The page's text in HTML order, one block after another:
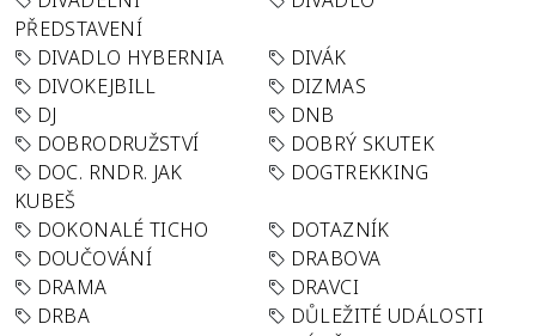
PŘEDSTAVENÍ
DIVADLO HYBERNIA
DIVÁK
DIVOKEJBILL
DIZMAS
DJ
DNB
DOBRODRUŽSTVÍ
DOBRÝ SKUTEK
DOC. RNDR. JAK
KUBEŠ
DOGTREKKING
DOKONALÉ TICHO
DOTAZNÍK
DOUČOVÁNÍ
DRABOVA
DRAMA
DRAVCI
DRBA
DŮLEŽITÉ UDÁLOSTI